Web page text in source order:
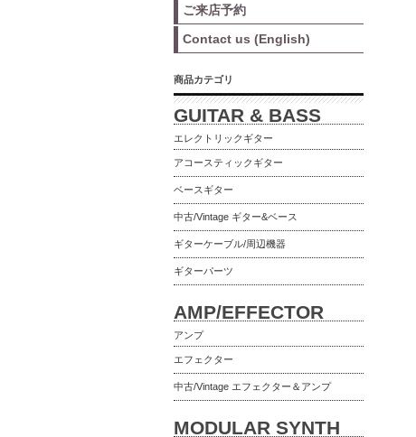
ご来店予約
Contact us (English)
商品カテゴリ
GUITAR & BASS
エレクトリックギター
アコースティックギター
ベースギター
中古/Vintage ギター&ベース
ギターケーブル/周辺機器
ギターパーツ
AMP/EFFECTOR
アンプ
エフェクター
中古/Vintage エフェクター＆アンプ
MODULAR SYNTH